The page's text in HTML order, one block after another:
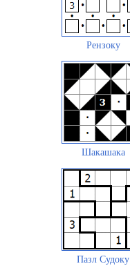
Рензоку
Шакашака
Пазл Судоку